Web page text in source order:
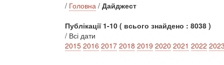
/ Головна / Дайджест
Публікації 1-10 ( всього знайдено : 8038 )
/ Всі дати
2015 2016 2017 2018 2019 2020 2021 2022